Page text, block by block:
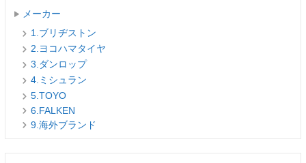
メーカー
1.ブリヂストン
2.ヨコハマタイヤ
3.ダンロップ
4.ミシュラン
5.TOYO
6.FALKEN
9.海外ブランド